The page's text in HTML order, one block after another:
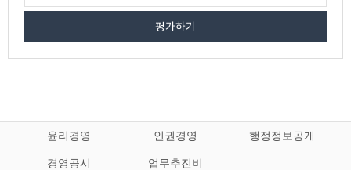
평가하기
윤리경영 인권경영 행정정보공개
경영공시 업무추진비